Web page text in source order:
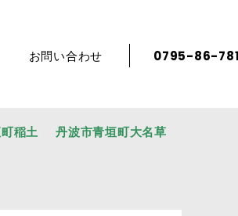
お問い合わせ 0795-86-
稲土 丹波市青垣町大名草